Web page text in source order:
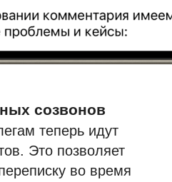
созвонов
теперь идут
Это позволяет
во время